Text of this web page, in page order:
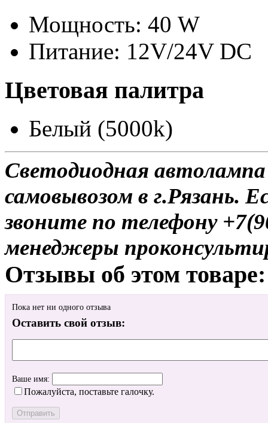
Мощность: 40 W
Питание: 12V/24V DC
Цветовая палитра
Белый (5000k)
Светодиодная
самовывозом в г.Рязань.
звоните по телефону
менеджеры
Отзывы об этом товаре:
Пока нет ни одного отзыва
Оставить свой отзыв:
Ваше имя:
Пожалуйста, поставьте галочку.